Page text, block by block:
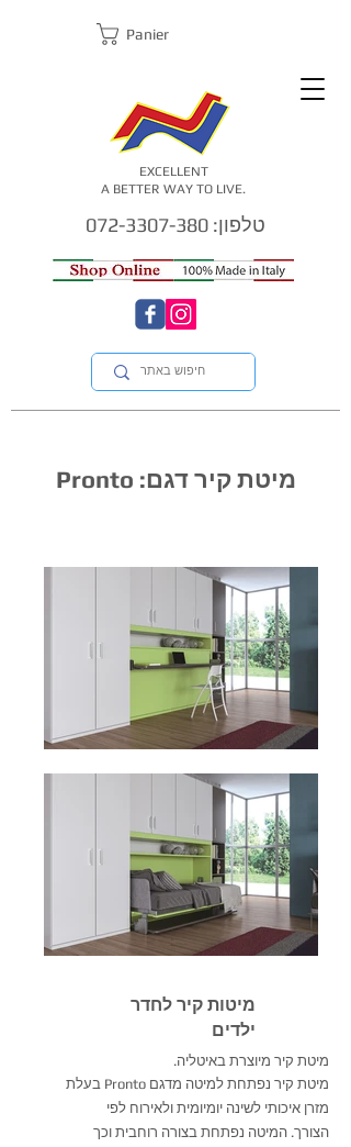
טלפון: 072-3307-380
Panier
EXCELLENT
A BETTER WAY TO LIVE.
מיטת קיר דגם: Pronto
מיטות קיר לחדר
ילדים
מיטת קיר מיוצרת באיטליה.
מיטת קיר נפתחת למיטה מדגם Pronto בעלת
מזרן איכותי לשינה יומיומית ולאירוח לפי
הצורך. המיטה נפתחת בצורה רוחבית וכך